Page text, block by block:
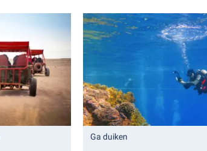
Ga duiken